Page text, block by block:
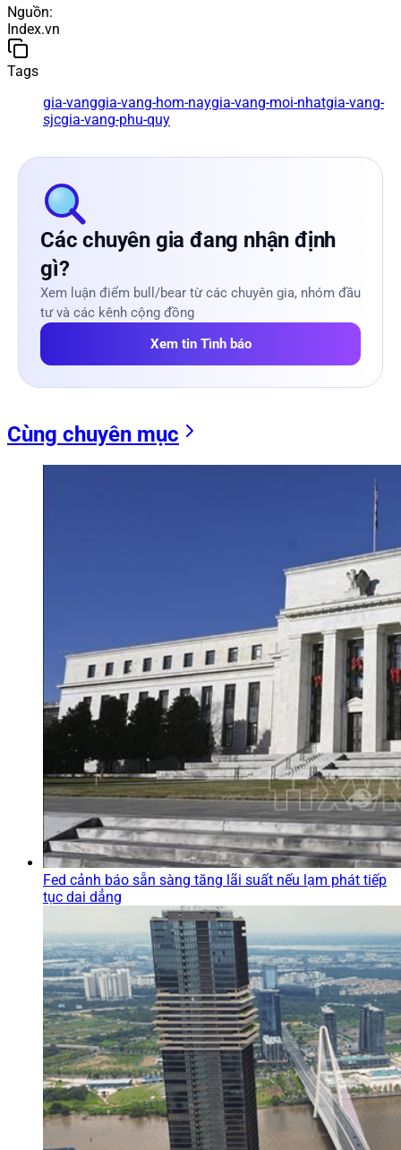
Nguồn:
Index.vn
Tags
gia-vanggia-vang-hom-naygia-vang-moi-nhatgia-vang-
sjcgia-vang-phu-quy
Các chuyên gia đang nhận định
gì?
Xem luận điểm bull/bear từ các chuyên gia, nhóm đầu
tư và các kênh cộng đồng
Xem tin Tình báo
Cùng chuyên mục
Fed cảnh báo sẵn sàng tăng lãi suất nếu lạm phát tiếp
tục dai dẳng